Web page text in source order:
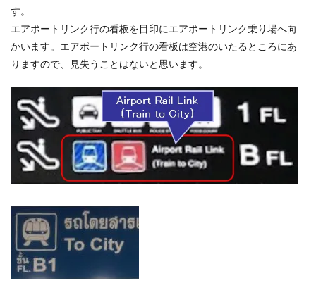
す。
エアポートリンク行の看板を目印にエアポートリンク乗り場へ向
かいます。エアポートリンク行の看板は空港のいたるところにあ
りますので、見失うことはないと思います。